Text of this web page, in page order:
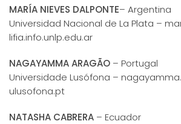
MARÍA NIEVES DALPONTE– Argentina
Universidad Nacional de La Plata –
lifia.info.unlp.edu.ar
NAGAYAMMA ARAGÃO – Portugal
Universidade Lusófona –
ulusofona.pt
NATASHA CABRERA – Ecuador